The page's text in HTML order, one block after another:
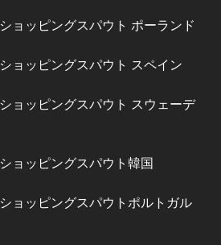
ショッピングスパウト ポーランド
ショッピングスパウト スペイン
ショッピングスパウト スウェーデ
ショッピングスパウト韓国
ショッピングスパウトポルトガル